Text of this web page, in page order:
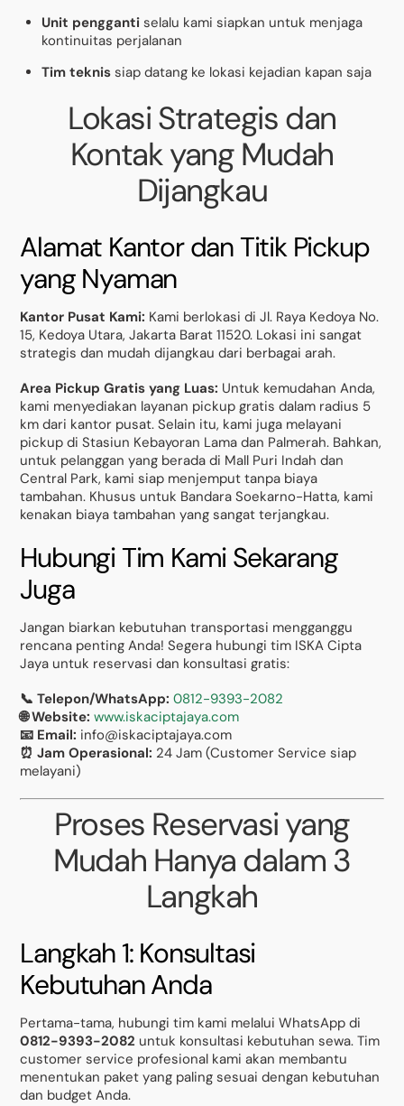
Unit pengganti selalu kami siapkan untuk menjaga
kontinuitas perjalanan
Tim teknis siap datang ke lokasi kejadian kapan saja
Lokasi Strategis dan
Kontak yang Mudah
Dijangkau
Alamat Kantor dan Titik Pickup
yang Nyaman
Kantor Pusat Kami: Kami berlokasi di Jl. Raya Kedoya No.
15, Kedoya Utara, Jakarta Barat 11520. Lokasi ini sangat
strategis dan mudah dijangkau dari berbagai arah.
Area Pickup Gratis yang Luas: Untuk kemudahan Anda,
kami menyediakan layanan pickup gratis dalam radius 5
km dari kantor pusat. Selain itu, kami juga melayani
pickup di Stasiun Kebayoran Lama dan Palmerah. Bahkan,
untuk pelanggan yang berada di Mall Puri Indah dan
Central Park, kami siap menjemput tanpa biaya
tambahan. Khusus untuk Bandara Soekarno-Hatta, kami
kenakan biaya tambahan yang sangat terjangkau.
Hubungi Tim Kami Sekarang
Juga
Jangan biarkan kebutuhan transportasi mengganggu
rencana penting Anda! Segera hubungi tim ISKA Cipta
Jaya untuk reservasi dan konsultasi gratis:
📞 Telepon/WhatsApp: 0812-9393-2082
🌐 Website: www.iskaciptajaya.com
📧 Email: info@iskaciptajaya.com
⏰ Jam Operasional: 24 Jam (Customer Service siap
melayani)
Proses Reservasi yang
Mudah Hanya dalam 3
Langkah
Langkah 1: Konsultasi
Kebutuhan Anda
Pertama-tama, hubungi tim kami melalui WhatsApp di
0812-9393-2082 untuk konsultasi kebutuhan sewa. Tim
customer service profesional kami akan membantu
menentukan paket yang paling sesuai dengan kebutuhan
dan budget Anda.